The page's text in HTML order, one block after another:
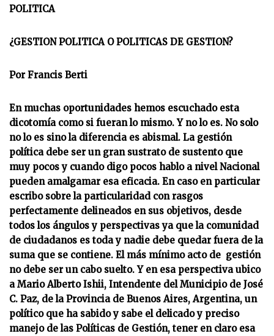
POLITICA
¿GESTION POLITICA O POLITICAS DE GESTION?
Por Francis Berti
En muchas oportunidades hemos escuchado esta
dicotomía como si fueran lo mismo. Y no lo es. No solo
no lo es sino la diferencia es abismal. La gestión
política debe ser un gran sustrato de sustento que
muy pocos y cuando digo pocos hablo a nivel Nacional
pueden amalgamar esa eficacia. En caso en particular
escribo sobre la particularidad con rasgos
perfectamente delineados en sus objetivos, desde
todos los ángulos y perspectivas ya que la comunidad
de ciudadanos es toda y nadie debe quedar fuera de la
suma que se contiene. El más mínimo acto de gestión
no debe ser un cabo suelto. Y en esa perspectiva ubico
a Mario Alberto Ishii, Intendente del Municipio de José
C. Paz, de la Provincia de Buenos Aires, Argentina, un
político que ha sabido y sabe el delicado y preciso
manejo de las Políticas de Gestión, tener en claro esa